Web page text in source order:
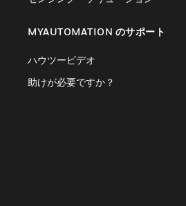
MYAUTOMATION のサポート
ハウツービデオ
助けが必要ですか？